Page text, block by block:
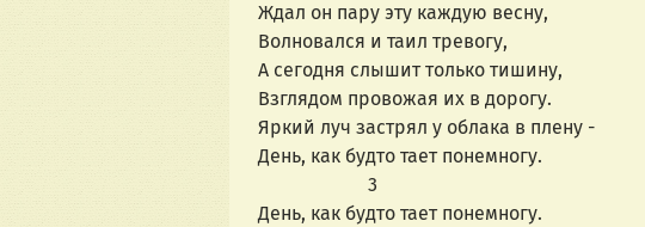
Ждал он пару эту каждую весну,
Волновался и таил тревогу,
А сегодня слышит только тишину,
Взглядом провожая их в дорогу.
Яркий луч застрял у облака в плену -
День, как будто тает понемногу.
                       3
День, как будто тает понемногу.